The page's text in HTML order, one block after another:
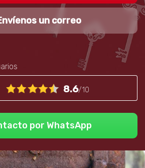
un correo
8.6/10
por WhatsApp